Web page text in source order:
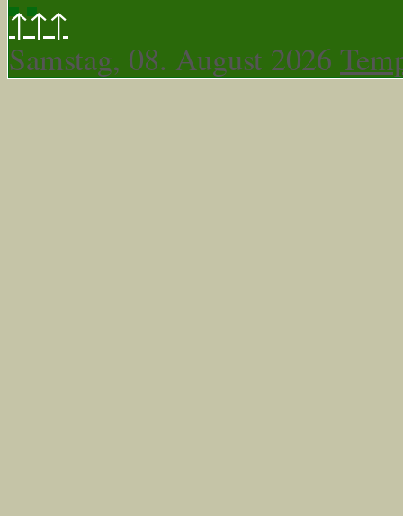
↑↑↑
Samstag, 08. August 2026